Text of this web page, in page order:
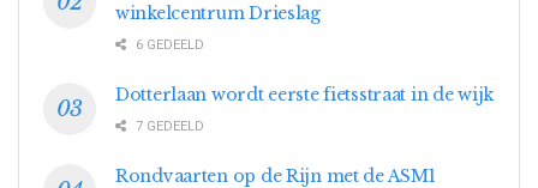
winkelcentrum Drieslag
6 GEDEELD
Dotterlaan wordt eerste fietsstraat in de wijk
7 GEDEELD
Rondvaarten op de Rijn met de ASM1